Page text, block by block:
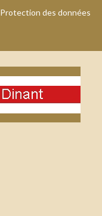
Protection des données